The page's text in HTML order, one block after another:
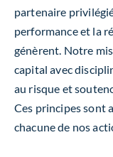
partenaire
performance et la
génèrent. Notre
capital avec
au risque et
Ces principes sont
chacune de nos